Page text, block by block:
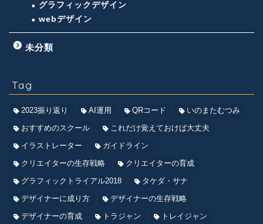
グラフィックデザイン
webデザイン
未分類
Tag
2023振り返り AI運用 QRコード
いのまたむつみ
おすすめのスクール
これだけ覚えておけば大丈夫
イラストレーター
ガイドライン
クリエイターの生存戦略
クリエイターの育成
グラフィックトライアル2018
タケダ・サナ
デザイナーに成り方
デザイナーの生存戦略
デザイナーの育成
トラジャン トレイジャン